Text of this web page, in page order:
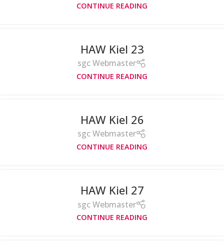
CONTINUE READING
HAW Kiel 23
sgc Webmaster
CONTINUE READING
HAW Kiel 26
sgc Webmaster
CONTINUE READING
HAW Kiel 27
sgc Webmaster
CONTINUE READING